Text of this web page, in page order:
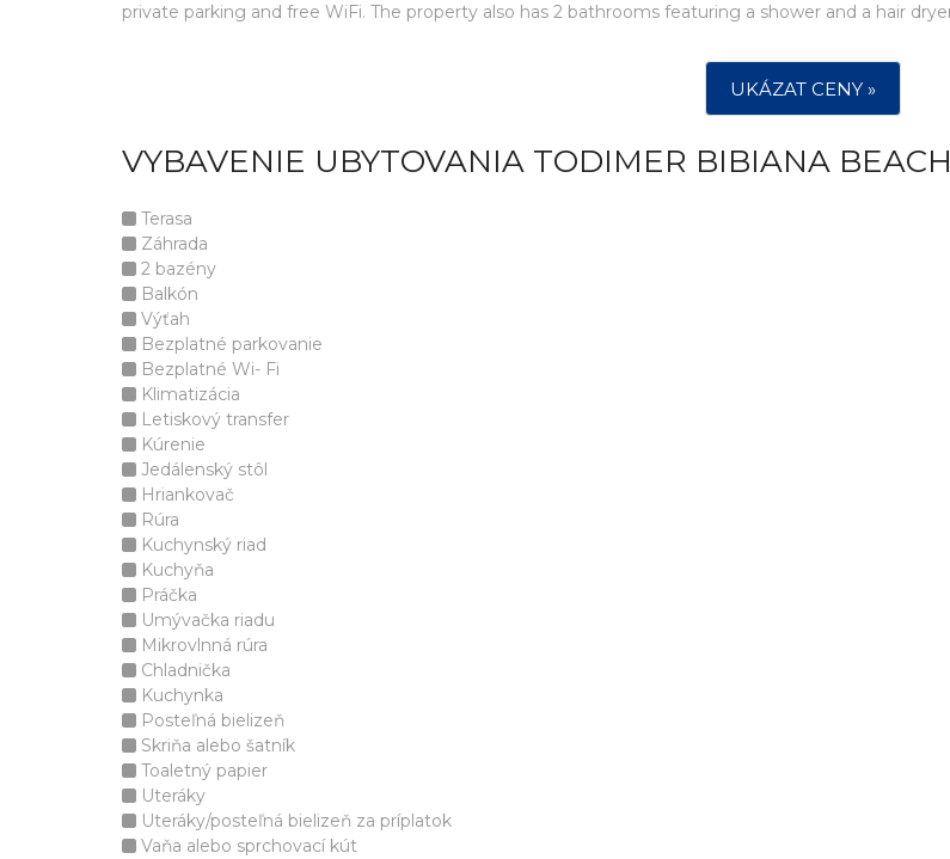
private parking and free WiFi. The property also has 2 bathrooms featuring a shower and a hair
UKÁZAT CENY »
VYBAVENIE UBYTOVANIA TODIMER BIBIANA BEACH
Terasa
Záhrada
2 bazény
Balkón
Výťah
Bezplatné parkovanie
Bezplatné Wi- Fi
Klimatizácia
Letiskový transfer
Kúrenie
Jedálenský stôl
Hriankovač
Rúra
Kuchynský riad
Kuchyňa
Práčka
Umývačka riadu
Mikrovlnná rúra
Chladnička
Kuchynka
Posteľná bielizeň
Skriňa alebo šatník
Toaletný papier
Uteráky
Uteráky/posteľná bielizeň za príplatok
Vaňa alebo sprchovací kút